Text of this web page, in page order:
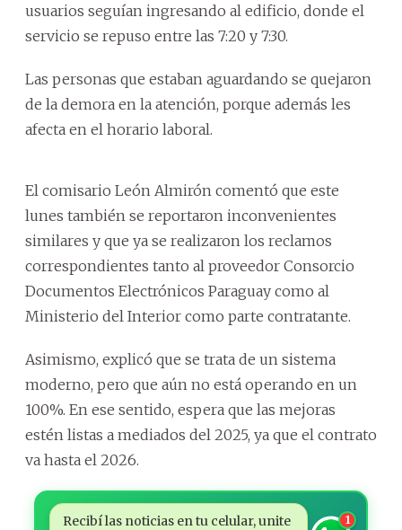
usuarios seguían ingresando al edificio, donde el
servicio se repuso entre las 7:20 y 7:30.
Las personas que estaban aguardando se quejaron
de la demora en la atención, porque además les
afecta en el horario laboral.
El comisario León Almirón comentó que este
lunes también se reportaron inconvenientes
similares y que ya se realizaron los reclamos
correspondientes tanto al proveedor Consorcio
Documentos Electrónicos Paraguay como al
Ministerio del Interior como parte contratante.
Asimismo, explicó que se trata de un sistema
moderno, pero que aún no está operando en un
100%. En ese sentido, espera que las mejoras
estén listas a mediados del 2025, ya que el contrato
va hasta el 2026.
Recibí las noticias en tu celular, unite
1